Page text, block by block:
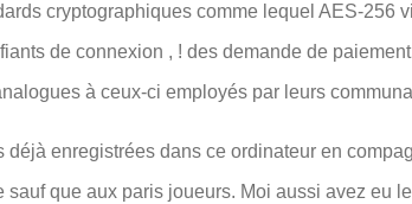
cryptographiques comme lequel AES-
de connexion , ! des demande de
à ceux-ci employés par leurs
enregistrées dans ce ordinateur en
que aux paris joueurs. Moi aussi avez eu